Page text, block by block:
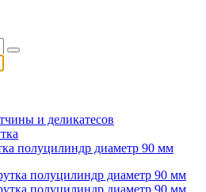
и деликатесов
полуцилиндр диаметр 90 мм